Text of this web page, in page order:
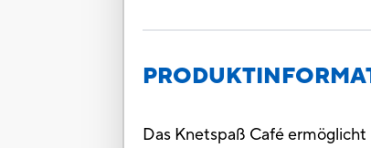
Das Knetspaß Café